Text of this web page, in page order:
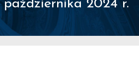
października 2024 r.